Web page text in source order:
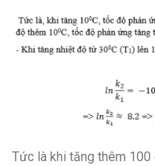
Tức là khi tăng thêm